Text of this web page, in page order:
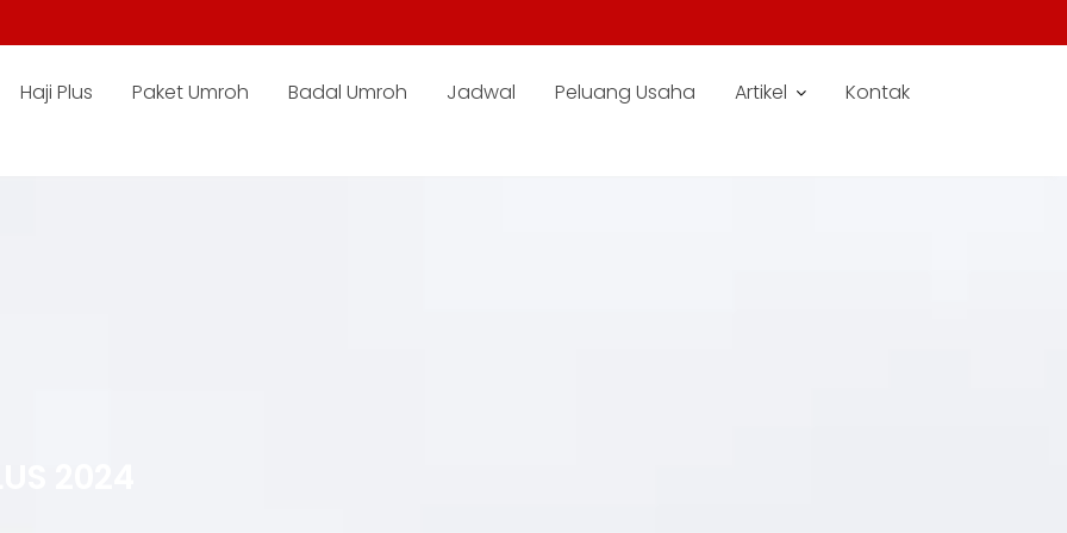
Haji Plus Paket Umroh Badal Umroh Jadwal Peluang Usaha Artikel Kontak